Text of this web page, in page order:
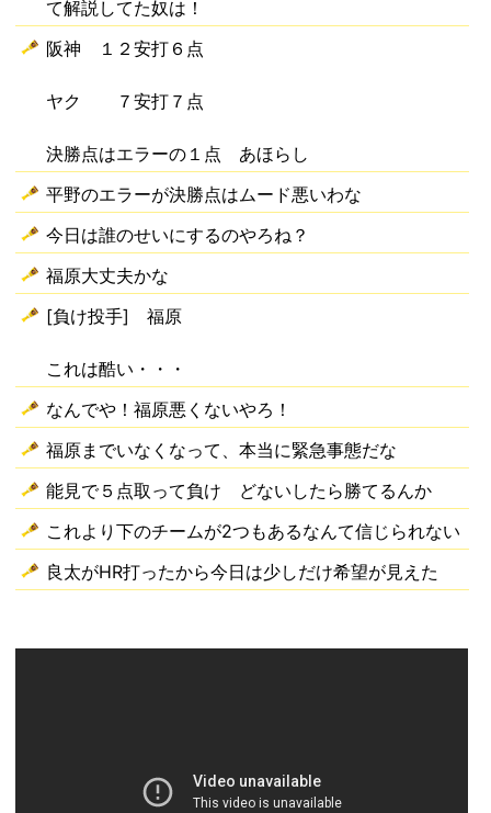
て解説してた奴は！
阪神 １２安打６点
ヤク ７安打７点
決勝点はエラーの１点 あほらし
平野のエラーが決勝点はムード悪いわな
今日は誰のせいにするのやろね？
福原大丈夫かな
[負け投手] 福原
これは酷い・・・
なんでや！福原悪くないやろ！
福原までいなくなって、本当に緊急事態だな
能見で５点取って負け どないしたら勝てるんか
これより下のチームが2つもあるなんて信じられない
良太がHR打ったから今日は少しだけ希望が見えた